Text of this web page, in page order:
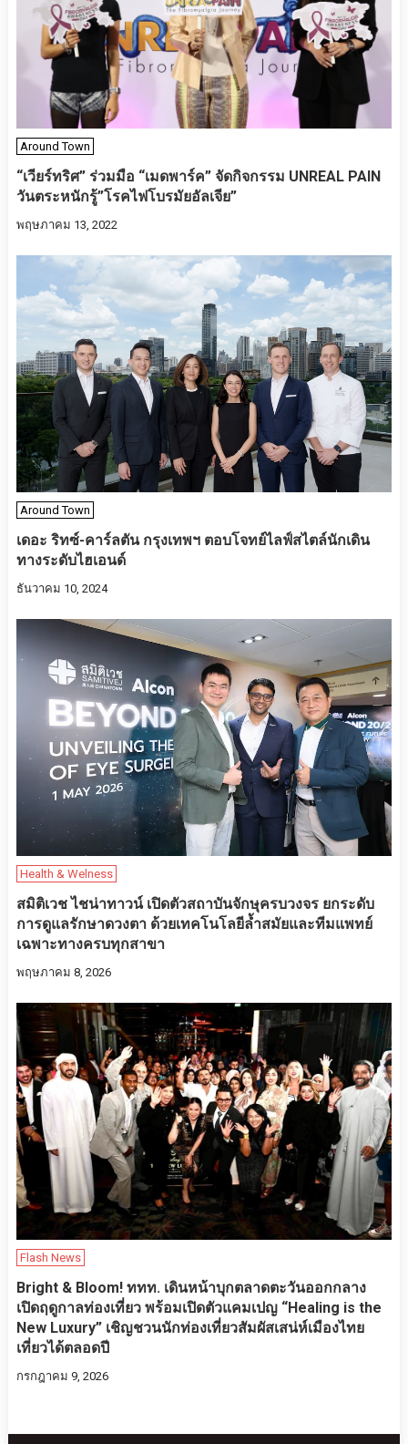
Around Town
“เวียร์ทริศ” ร่วมมือ “เมดพาร์ค” จัดกิจกรรม UNREAL PAIN
วันตระหนักรู้”โรคไฟโบรมัยอัลเจีย”
พฤษภาคม 13, 2022
Around Town
เดอะ ริทซ์-คาร์ลตัน กรุงเทพฯ ตอบโจทย์ไลฟ์สไตล์นักเดิน
ทางระดับไฮเอนด์
ธันวาคม 10, 2024
Health & Welness
สมิติเวช ไชน่าทาวน์ เปิดตัวสถาบันจักษุครบวงจร ยกระดับ
การดูแลรักษาดวงตา ด้วยเทคโนโลยีล้ำสมัยและทีมแพทย์
เฉพาะทางครบทุกสาขา
พฤษภาคม 8, 2026
Flash News
Bright & Bloom! ททท. เดินหน้าบุกตลาดตะวันออกกลาง
เปิดฤดูกาลท่องเที่ยว พร้อมเปิดตัวแคมเปญ “Healing is the
New Luxury” เชิญชวนนักท่องเที่ยวสัมผัสเสน่ห์เมืองไทย
เที่ยวได้ตลอดปี
กรกฎาคม 9, 2026